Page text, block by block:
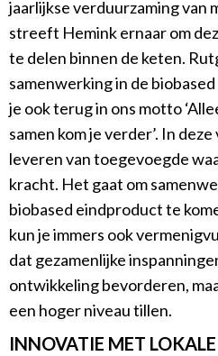
jaarlijkse verduurzaming van
streeft Hemink ernaar om
te delen binnen de keten.
samenwerking in de
je ook terug in ons motto
samen kom je verder’. In
leveren van toegevoegde
kracht. Het gaat om
biobased eindproduct te
kun je immers ook
dat gezamenlijke
ontwikkeling bevorderen,
een hoger niveau tillen.
INNOVATIE MET